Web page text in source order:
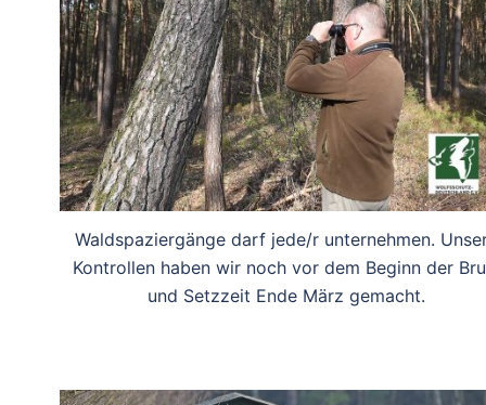
Waldspaziergänge darf jede/r unternehmen.
Kontrollen haben wir noch vor dem Beginn der
und Setzzeit Ende März gemacht.